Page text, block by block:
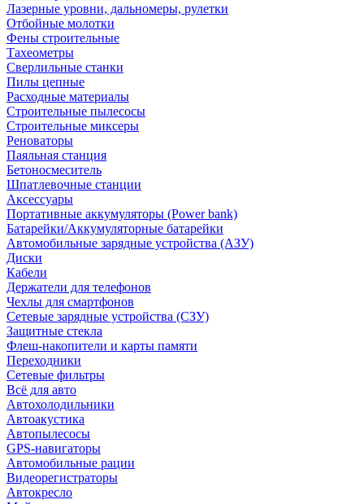
Лазерные уровни, дальномеры, рулетки
Отбойные молотки
Фены строительные
Тахеометры
Сверлильные станки
Пилы цепные
Расходные материалы
Строительные пылесосы
Строительные миксеры
Реноваторы
Паяльная станция
Бетоносмеситель
Шпатлевочные станции
Аксессуары
Портативные аккумуляторы (Power bank)
Батарейки/Аккумуляторные батарейки
Автомобильные зарядные устройства (АЗУ)
Диски
Кабели
Держатели для телефонов
Чехлы для смартфонов
Сетевые зарядные устройства (СЗУ)
Защитные стекла
Флеш-накопители и карты памяти
Переходники
Сетевые фильтры
Всё для авто
Автохолодильники
Автоакустика
Автопылесосы
GPS-навигаторы
Автомобильные рации
Видеорегистраторы
Автокресло